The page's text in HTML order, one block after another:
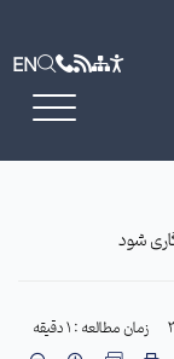
EN
شود
زمان مطالعه : 1 دقیقه